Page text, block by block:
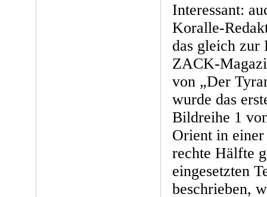
Interessant:
Koralle-
das gleich zur
ZACK-
von „Der
wurde das
Bildreihe 1
Orient in einer
rechte Hälfte
eingesetzten
beschrieben,